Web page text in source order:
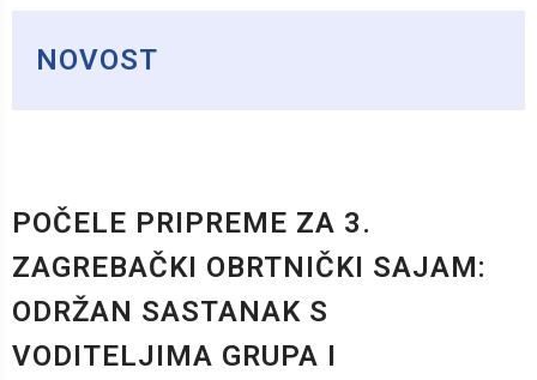
NOVOST
POČELE PRIPREME ZA 3.
ZAGREBAČKI OBRTNIČKI SAJAM:
ODRŽAN SASTANAK S
VODITELJIMA GRUPA I